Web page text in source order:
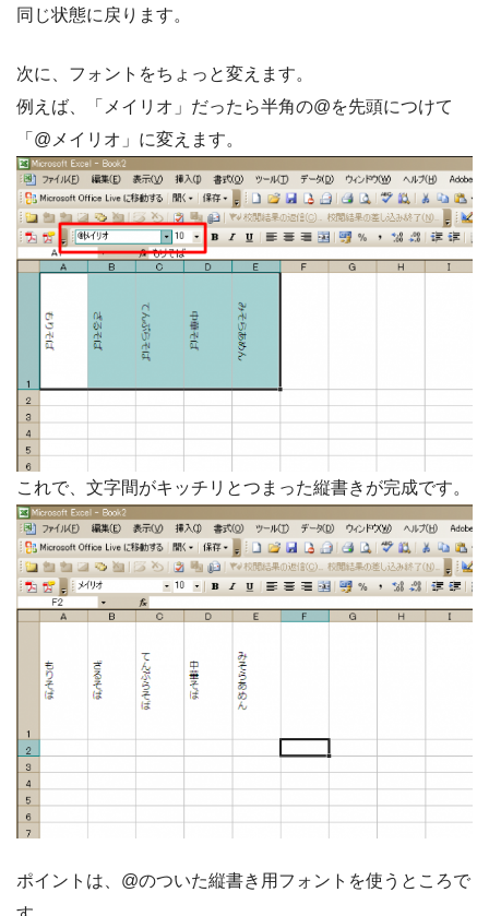
同じ状態に戻ります。
次に、フォントをちょっと変えます。
例えば、「メイリオ」だったら半角の@を先頭につけて
「@メイリオ」に変えます。
これで、文字間がキッチリとつまった縦書きが完成です。
ポイントは、@のついた縦書き用フォントを使うところで